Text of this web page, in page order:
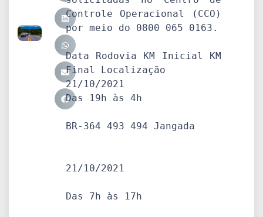
Controle Operacional (CCO)
por meio do 0800 065 0163.
Data Rodovia KM Inicial KM
Final Localização
21/10/2021
Das 19h às 4h
BR-364 493 494 Jangada
21/10/2021
Das 7h às 17h